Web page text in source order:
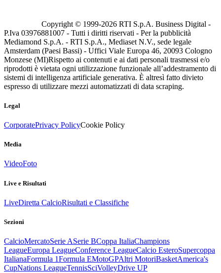
Copyright © 1999-2026 RTI S.p.A. Business Digital -
P.Iva 03976881007 - Tutti i diritti riservati - Per la pubblicità
Mediamond S.p.A. - RTI S.p.A., Mediaset N.V., sede legale
Amsterdam (Paesi Bassi) - Uffici Viale Europa 46, 20093 Cologno
Monzese (MI)Rispetto ai contenuti e ai dati personali trasmessi e/o
riprodotti è vietata ogni utilizzazione funzionale all’addestramento di
sistemi di intelligenza artificiale generativa. È altresì fatto divieto
espresso di utilizzare mezzi automatizzati di data scraping.
Legal
CorporatePrivacy PolicyCookie Policy
Media
VideoFoto
Live e Risultati
LiveDiretta CalcioRisultati e Classifiche
Sezioni
CalcioMercatoSerie ASerie BCoppa ItaliaChampions
LeagueEuropa LeagueConference LeagueCalcio EsteroSupercoppa
ItalianaFormula 1Formula EMotoGPAltri MotoriBasketAmerica's
CupNations LeagueTennisSciVolleyDrive UP